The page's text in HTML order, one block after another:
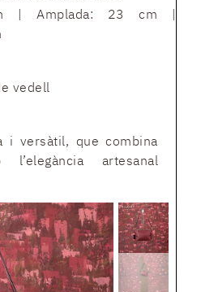
| Amplada: 23 cm |
vedell
i versàtil, que combina
l’elegància artesanal